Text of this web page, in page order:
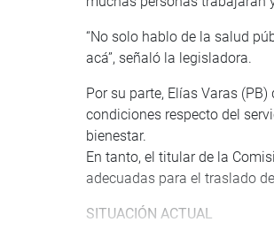
“No solo hablo de la salud
acá”, señaló la legisladora.
Por su parte, Elías Varas
condiciones respecto del
bienestar.
En tanto, el titular de la
adecuadas para el traslado
SITUACIÓN ACTUAL